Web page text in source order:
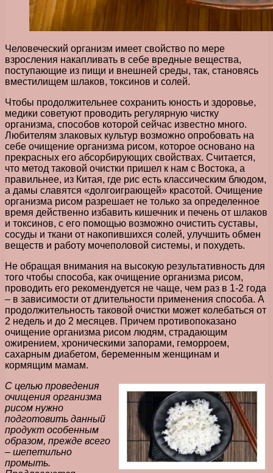
Человеческий организм имеет свойство по мере
взросления накапливать в себе вредные вещества,
поступающие из пищи и внешней среды, так, становясь
вместилищем шлаков, токсинов и солей.
Чтобы продолжительнее сохранить юность и здоровье,
медики советуют проводить регулярную чистку
организма, способов которой сейчас известно много.
Любителям злаковых культур возможно опробовать на
себе очищение организма рисом, которое основано на
прекрасных его абсорбирующих свойствах. Считается,
что метод таковой очистки пришел к нам с Востока, а
правильнее, из Китая, где рис есть классическим блюдом,
а дамы славятся «долгоиграющей» красотой. Очищение
организма рисом разрешает не только за определенное
время действенно избавить кишечник и печень от шлаков
и токсинов, с его помощью возможно очистить суставы,
сосуды и ткани от накопившихся солей, улучшить обмен
веществ и работу мочеполовой системы, и похудеть.
Не обращая внимания на высокую результативность для
того чтобы способа, как очищение организма рисом,
проводить его рекомендуется не чаще, чем раз в 1-2 года
– в зависимости от длительности применения способа. А
продолжительность таковой очистки может колебаться от
2 недель и до 2 месяцев. Причем противопоказано
очищение организма рисом людям, страдающим
ожирением, хроническими запорами, геморроем,
сахарным диабетом, беременным женщинам и
кормящим мамам.
С целью проведения
очищения организма
рисом нужно
подготовить данный
продукт особенным
образом, прежде всего
– шепетильно
промыть.